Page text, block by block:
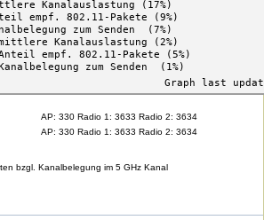
AP: 330 Radio 1: 3633 Radio 2: 3634
AP: 330 Radio 1: 3633 Radio 2: 3634
bzgl. Kanalbelegung im 5 GHz Kanal